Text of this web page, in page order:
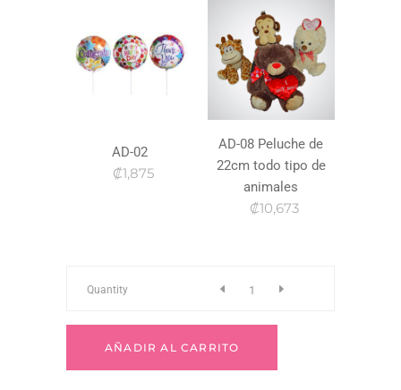
AD-02
₡1,875
AD-08 Peluche de
22cm todo tipo de
animales
₡10,673
Fr-
Quantity
AÑADIR AL CARRITO